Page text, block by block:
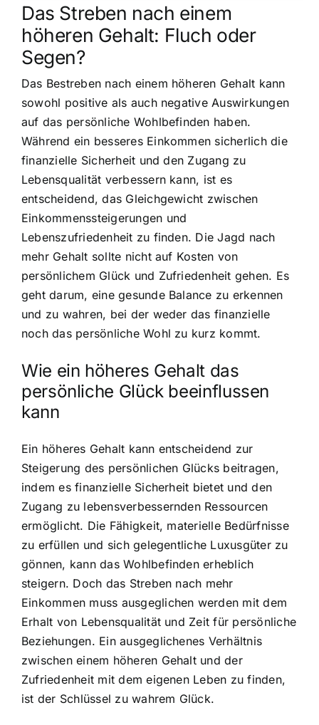
Das Streben nach einem
höheren Gehalt: Fluch oder
Segen?
Das Bestreben nach einem höheren Gehalt kann
sowohl positive als auch negative Auswirkungen
auf das persönliche Wohlbefinden haben.
Während ein besseres Einkommen sicherlich die
finanzielle Sicherheit und den Zugang zu
Lebensqualität verbessern kann, ist es
entscheidend, das Gleichgewicht zwischen
Einkommenssteigerungen und
Lebenszufriedenheit zu finden. Die Jagd nach
mehr Gehalt sollte nicht auf Kosten von
persönlichem Glück und Zufriedenheit gehen. Es
geht darum, eine gesunde Balance zu erkennen
und zu wahren, bei der weder das finanzielle
noch das persönliche Wohl zu kurz kommt.
Wie ein höheres Gehalt das
persönliche Glück beeinflussen
kann
Ein höheres Gehalt kann entscheidend zur
Steigerung des persönlichen Glücks beitragen,
indem es finanzielle Sicherheit bietet und den
Zugang zu lebensverbessernden Ressourcen
ermöglicht. Die Fähigkeit, materielle Bedürfnisse
zu erfüllen und sich gelegentliche Luxusgüter zu
gönnen, kann das Wohlbefinden erheblich
steigern. Doch das Streben nach mehr
Einkommen muss ausgeglichen werden mit dem
Erhalt von Lebensqualität und Zeit für persönliche
Beziehungen. Ein ausgeglichenes Verhältnis
zwischen einem höheren Gehalt und der
Zufriedenheit mit dem eigenen Leben zu finden,
ist der Schlüssel zu wahrem Glück.